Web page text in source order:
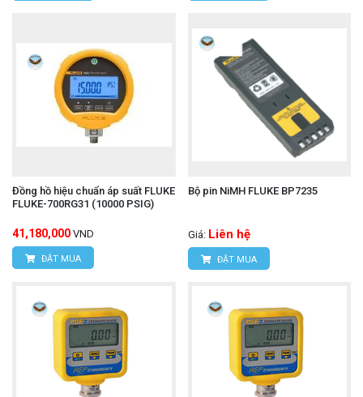
Đồng hồ hiệu chuẩn áp suất FLUKE
FLUKE-700RG31 (10000 PSIG)
41,180,000 VND
ĐẶT MUA
Bộ pin NiMH FLUKE BP7235
Giá: Liên hệ
ĐẶT MUA